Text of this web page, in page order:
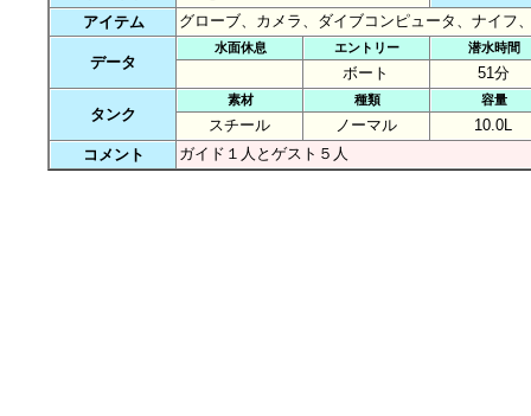
アイテム
グローブ、カメラ、ダイブコンピュータ、ナイフ
データ
水面休息 エントリー 潜水時間
ボート 51分
タンク
素材 種類 容量
スチール ノーマル
10.0L
コメント
ガイド１人とゲスト５人